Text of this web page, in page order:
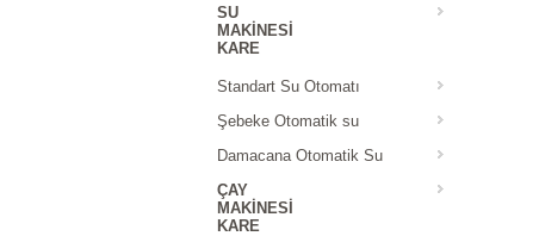
SU
MAKINESI
KARE
Standart Su Otomatı
Şebeke Otomatik su
Damacana Otomatik Su
ÇAY
MAKINESI
KARE